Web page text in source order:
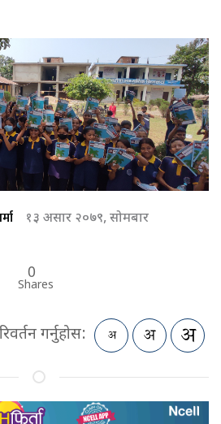
१३ असार २०७९, सोमबार
0
Shares
गर्नुहोस: